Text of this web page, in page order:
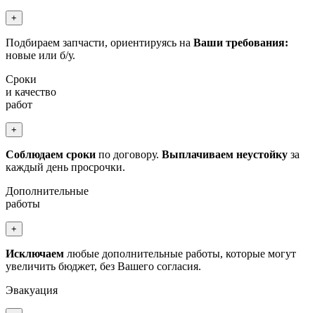
+
Подбираем запчасти, ориентируясь на Ваши требования:
новые или б/у.
Сроки
и качество
работ
+
Соблюдаем сроки по договору. Выплачиваем неустойку за
каждый день просрочки.
Дополнительные
работы
+
Исключаем любые дополнительные работы, которые могут
увеличить бюджет, без Вашего согласия.
Эвакуация